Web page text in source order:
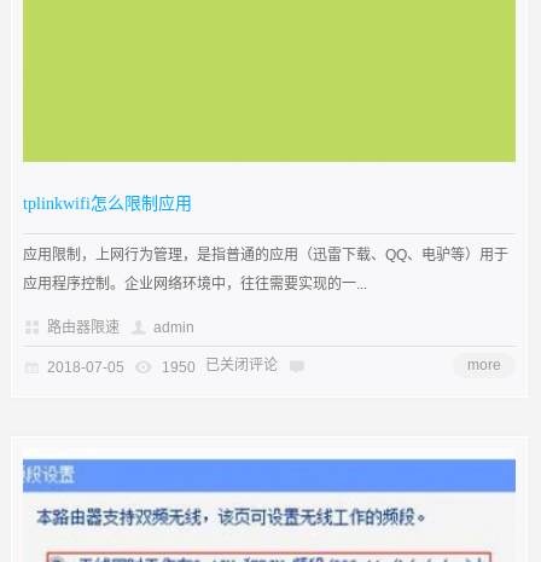
tplinkwifi怎么限制应用
应用限制，上网行为管理，是指普通的应用（迅雷下载、QQ、电驴等）用于
应用程序控制。企业网络环境中，往往需要实现的一...
路由器限速 admin
2018-07-05 1950 已关闭评论 more